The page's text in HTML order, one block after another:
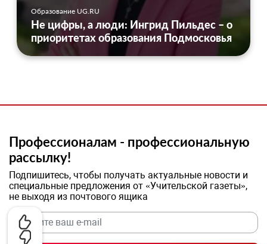
Образование UG.RU
Не цифры, а люди: Ингрид Пильдес – о
приоритетах образования Подмосковья
Профессионалам - профессиональную
рассылку!
Подпишитесь, чтобы получать актуальные новости и
специальные предложения от «Учительской газеты»,
не выходя из почтового ящика